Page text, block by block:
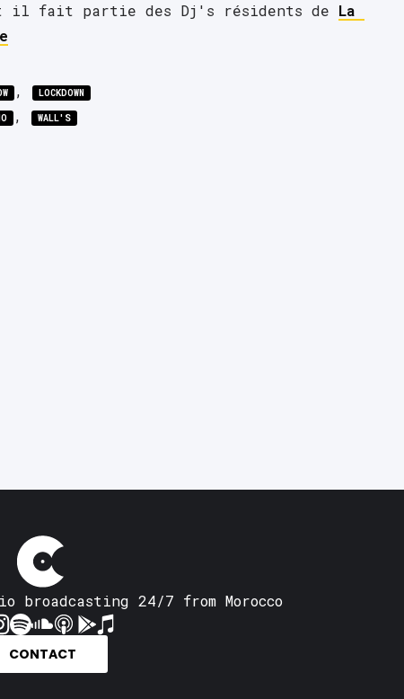
il fait partie des Dj's résidents de La
, LOCKDOWN
, WALL'S
broadcasting 24/7 from Morocco
CONTACT